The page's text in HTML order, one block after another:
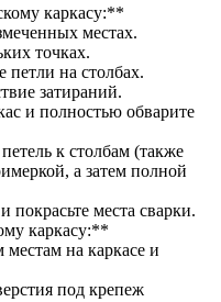
каркасу:**
местах.
точках.
петли на столбах.
затираний.
и полностью обварите
к столбам (также
а затем полной
места сварки.
каркасу:**
на каркасе и
под крепеж